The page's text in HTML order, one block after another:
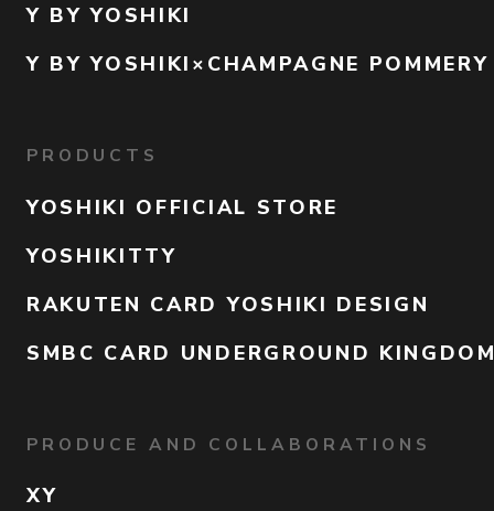
Y BY YOSHIKI
Y BY YOSHIKI×CHAMPAGNE POMMERY
PRODUCTS
YOSHIKI OFFICIAL STORE
YOSHIKITTY
RAKUTEN CARD YOSHIKI DESIGN
SMBC CARD UNDERGROUND
PRODUCE AND COLLABORATIONS
XY